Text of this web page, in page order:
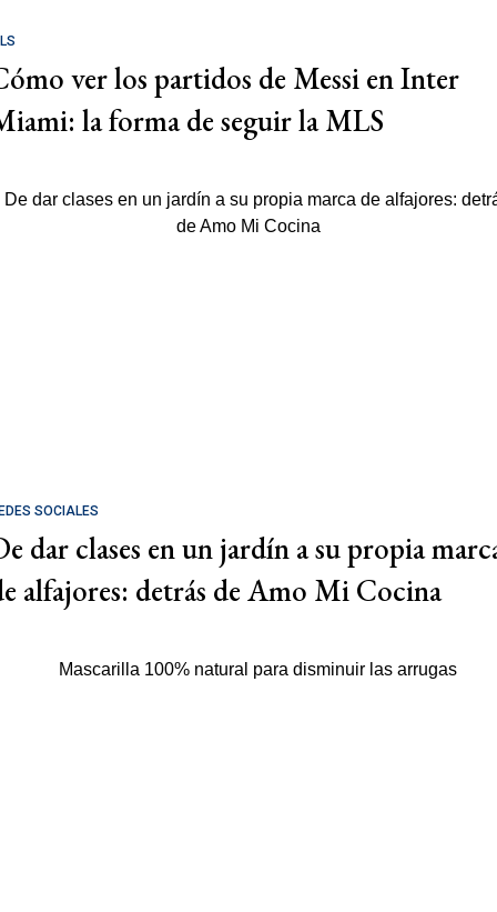
ver los partidos de Messi en Inter
la forma de seguir la MLS
SOCIALES
dar clases en un jardín a su propia
alfajores: detrás de Amo Mi Cocina